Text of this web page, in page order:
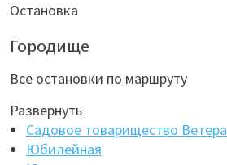
Остановка
Городище
Все остановки по маршруту
Развернуть
Садовое товарищество
Юбилейная